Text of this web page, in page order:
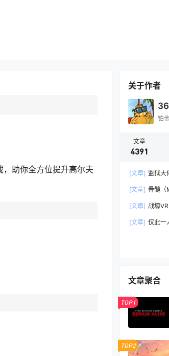
助你全方位提升高尔夫
关于作者
铂
文章
4391
[文章] 监狱大
[文章] 骨髓（
[文章] 战壕
[文章] 仅此一
文章聚合
TOP1
TOP2